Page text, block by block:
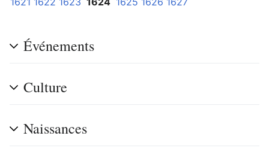
Événements
Culture
Naissances